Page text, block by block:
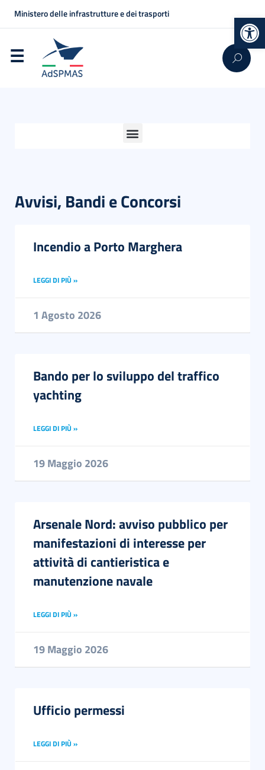
Ministero delle infrastrutture e dei trasporti
English
Avvisi, Bandi e Concorsi
Incendio a Porto Marghera
LEGGI DI PIÙ »
1 Agosto 2026
Bando per lo sviluppo del traffico
yachting
LEGGI DI PIÙ »
19 Maggio 2026
Arsenale Nord: avviso pubblico per
manifestazioni di interesse per
attività di cantieristica e
manutenzione navale
LEGGI DI PIÙ »
19 Maggio 2026
Ufficio permessi
LEGGI DI PIÙ »